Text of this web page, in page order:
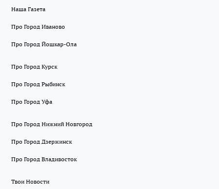
Наша Газета
Про Город Иваново
Про Город Йошкар-Ола
Про Город Курск
Про Город Рыбинск
Про Город Уфа
Про Город Нижний Новгород
Про Город Дзержинск
Про Город Владивосток
Твои Новости